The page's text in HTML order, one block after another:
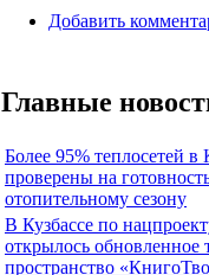
Добавить
Главные
Более 95% теплосетей в
проверены на
отопительному сезону
В Кузбассе по
открылось обновленное
пространство